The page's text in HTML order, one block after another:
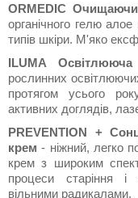
ORMEDIC
органічного гелю
типів шкіри. М'яко
ILUMA Освітлююча
рослинних
протягом усього
активних доглядів,
PREVENTION +
крем - ніжний, легко
крем з широким
процеси старіння
вільними радикалами.